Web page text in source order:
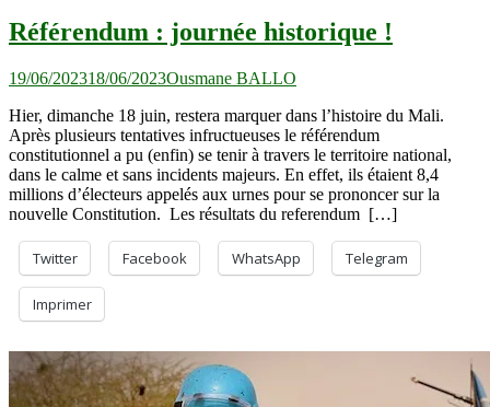
Référendum : journée historique !
19/06/202318/06/2023Ousmane BALLO
Hier, dimanche 18 juin, restera marquer dans l’histoire du Mali.
Après plusieurs tentatives infructueuses le référendum
constitutionnel a pu (enfin) se tenir à travers le territoire national,
dans le calme et sans incidents majeurs. En effet, ils étaient 8,4
millions d’électeurs appelés aux urnes pour se prononcer sur la
nouvelle Constitution. Les résultats du referendum […]
Twitter Facebook WhatsApp Telegram
Imprimer